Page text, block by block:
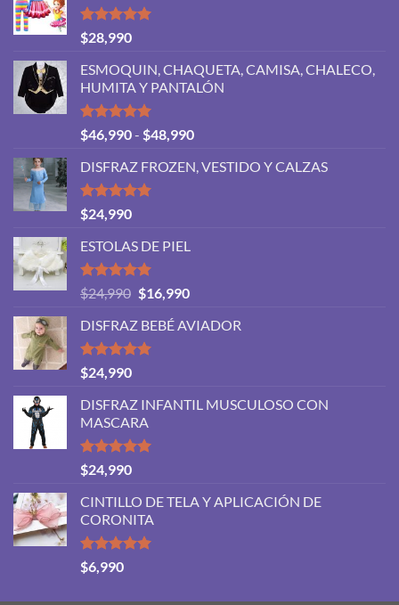
Valorado
con
de 5
$28,990
ESMOQUIN, CHAQUETA, CAMISA, CHALECO,
HUMITA Y PANTALÓN
Valorado
con
de 5
$46,990- $48,990Rango
precios:
DISFRAZ FROZEN, VESTIDO Y CALZAS
Valorado
con
de 5
$24,990
ESTOLAS DE PIEL
Valorado
con
de 5
$24,990 El
original
era:
$16,990El
actual
DISFRAZ BEBÉ AVIADOR
Valorado
con
de 5
$24,990
DISFRAZ INFANTIL MUSCULOSO CON
MASCARA
Valorado
con
de 5
$24,990
CINTILLO DE TELA Y APLICACIÓN DE
CORONITA
Valorado
con
$6,990